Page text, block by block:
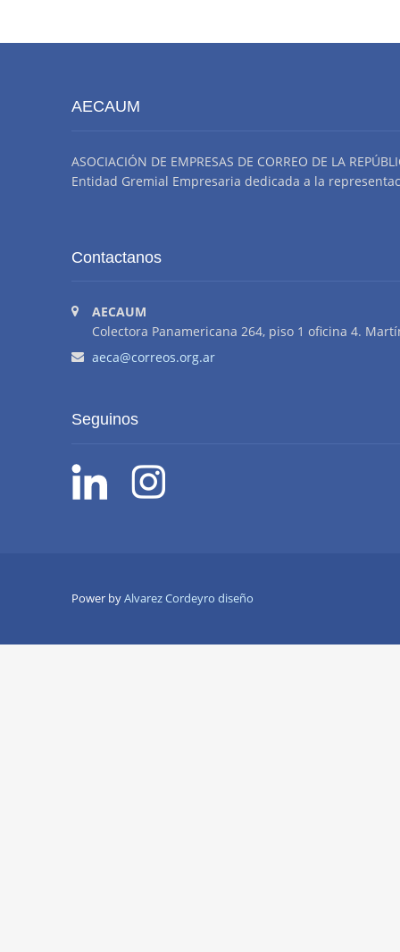
AECAUM
ASOCIACIÓN DE EMPRESAS DE CORREO DE LA
Entidad Gremial Empresaria dedicada a la
Contactanos
AECAUM
Colectora Panamericana 264, piso 1 oficina 4.
aeca@correos.org.ar
Seguinos
Power byAlvarez Cordeyro diseño